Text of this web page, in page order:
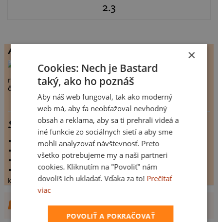
2.3
Autor
ada1mek , Dolní Lutyně
návrhů celkem:
13
člen Bastard.cz:
Slon srdce.)
vystaveno:13.1.2012
hodnoceno:
30 krát
komentářů:2.3
koupilo by:0 lidí
konečné hodnocení:2.3
DALŠÍ NÁVRHY OD ADA1MEK
×
Cookies: Nech je Bastard
taký, ako ho poznáš
Aby náš web fungoval, tak ako moderný
web má, aby ťa neobťažoval nevhodný
obsah a reklama, aby sa ti prehrali videá a
iné funkcie zo sociálnych sietí a aby sme
mohli analyzovať návštevnosť. Preto
všetko potrebujeme my a naši partneri
cookies. Kliknutím na "Povoliť" nám
dovolíš ich ukladať. Vďaka za to! Prečítať
viac
POVOLIŤ A POKRAČOVAŤ